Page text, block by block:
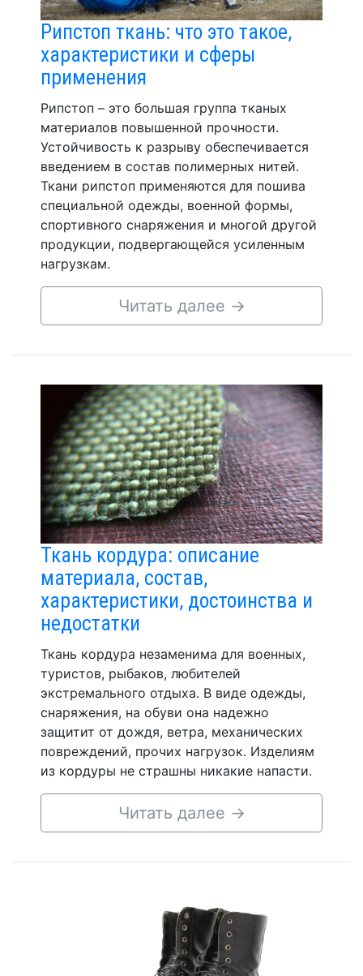
Рипстоп ткань: что это такое,
характеристики и сферы
применения
Рипстоп – это большая группа тканых
материалов повышенной прочности.
Устойчивость к разрыву обеспечивается
введением в состав полимерных нитей.
Ткани рипстоп применяются для пошива
специальной одежды, военной формы,
спортивного снаряжения и многой другой
продукции, подвергающейся усиленным
нагрузкам.
Читать далее →
Ткань кордура: описание
материала, состав,
характеристики, достоинства и
недостатки
Ткань кордура незаменима для военных,
туристов, рыбаков, любителей
экстремального отдыха. В виде одежды,
снаряжения, на обуви она надежно
защитит от дождя, ветра, механических
повреждений, прочих нагрузок. Изделиям
из кордуры не страшны никакие напасти.
Читать далее →